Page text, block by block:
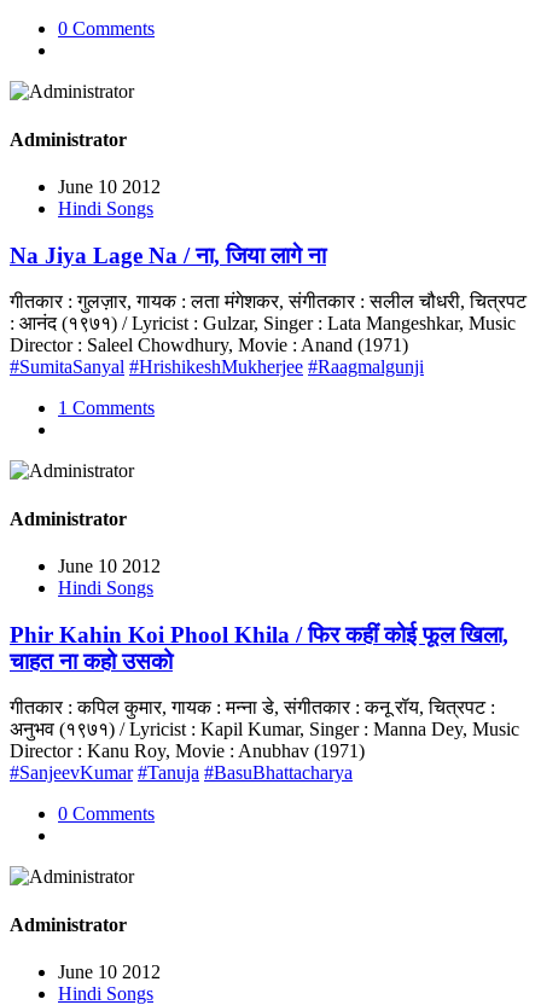
0 Comments
Administrator
June 10 2012
Hindi Songs
Na Jiya Lage Na / ना, जिया लागे ना
गीतकार : गुलज़ार, गायक : लता मंगेशकर, संगीतकार : सलील चौधरी, चित्रपट
: आनंद (१९७१) / Lyricist : Gulzar, Singer : Lata Mangeshkar, Music
Director : Saleel Chowdhury, Movie : Anand (1971)
#SumitaSanyal #HrishikeshMukherjee #Raagmalgunji
1 Comments
Administrator
June 10 2012
Hindi Songs
Phir Kahin Koi Phool Khila / फिर कहीं कोई फूल खिला,
चाहत ना कहो उसको
गीतकार : कपिल कुमार, गायक : मन्ना डे, संगीतकार : कनू रॉय, चित्रपट :
अनुभव (१९७१) / Lyricist : Kapil Kumar, Singer : Manna Dey, Music
Director : Kanu Roy, Movie : Anubhav (1971)
#SanjeevKumar #Tanuja #BasuBhattacharya
0 Comments
Administrator
June 10 2012
Hindi Songs